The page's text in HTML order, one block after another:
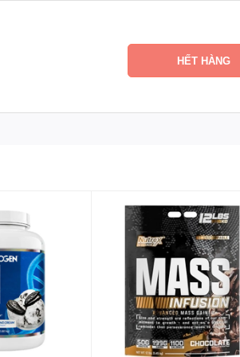
hoặc khuấy bằng thìa để hòa tan hoàn
hồi cơ bắp, buổi sáng để khởi động ngày
HẾT HÀNG